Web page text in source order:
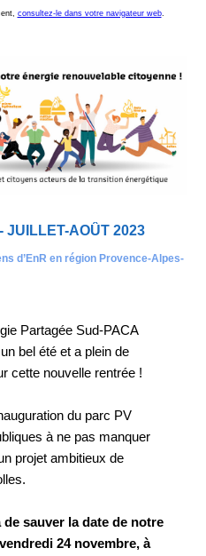
consultez-le dans votre navigateur web.
JUILLET-AOÛT 2023
d’EnR en région Provence-Alpes-
Partagée Sud-PACA
bel été et a plein de
cette nouvelle rentrée !
du parc PV
à ne pas manquer
projet ambitieux de
de sauver la date de notre
24 novembre, à